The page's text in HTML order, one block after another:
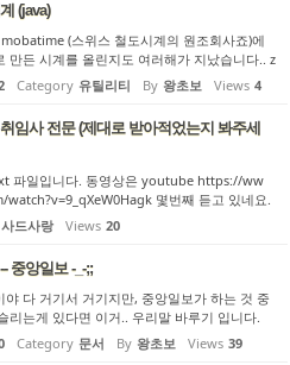
(java)
(스위스 철도시계의 원조회사죠)에
만든 시계를 올린지도 여러해가 지났습니다.. z
에 풀고, html을 browse하시면 browser 윈도
보시게 됩니다. mobatime 홈피를 다운받아서
Category 유틸리티 By 왕초보 Views 4
임사 전문 (제대로 받아적었는지 봐주세
파일입니다. 동영상은 youtube https://ww
몇번째 듣고 있네요.
사드사랑 Views 20
중앙일보 -_-;;
야 다 거기서 거기지만, 중앙일보가 하는 것 중
리는게 있다면 이거.. 우리말 바루기 입니다.
주행을 해봤더니.. 2003년에 시작했을때 부터
가 아직 웹에 있다는 사실 발견 (중앙일보가 이
Category 문서 By 왕초보 Views 39
케치북5
케치북5